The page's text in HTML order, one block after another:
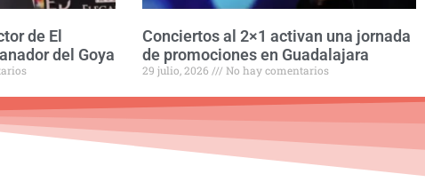
de El
del Goya
Conciertos al 2×1 activan una jornada
de promociones en Guadalajara
29 julio, 2026 No hay comentarios